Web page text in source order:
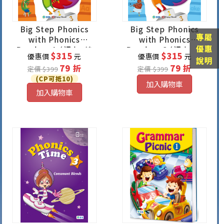
專屬
優惠
說明
Big Step Phonics
with Phonics
Readers 1 (課本+練
習本+線上資源)
優惠價$315元
定價 $399 79 折
(CP可抵10)
加入購物車
Big Step Phonics
with Phonics
Readers 3 (課本+練
習本+線上資源)
優惠價 $315 元
定價 $399 79 折
加入購物車